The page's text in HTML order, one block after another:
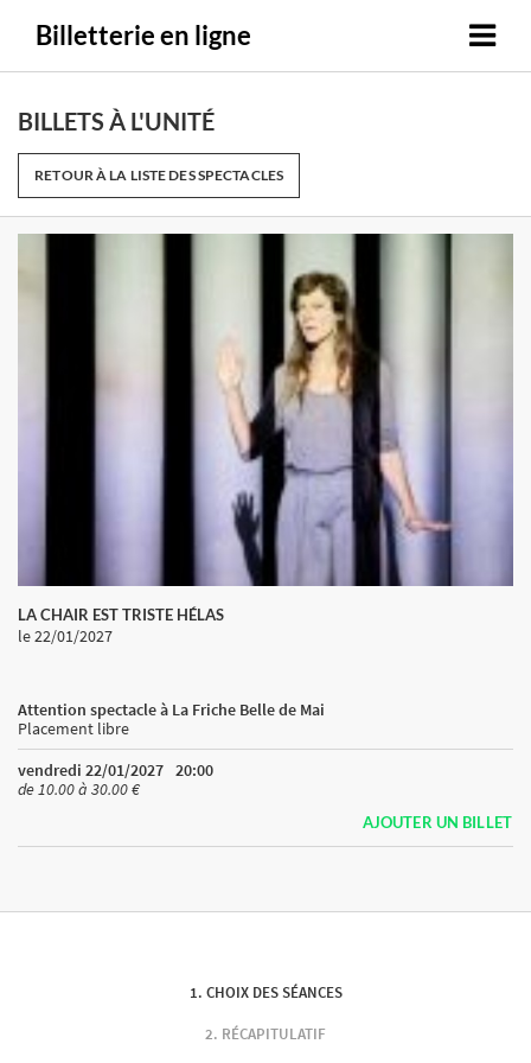
Billetterie en ligne
BILLETS À L'UNITÉ
RETOUR À LA LISTE DES SPECTACLES
LA CHAIR EST TRISTE HÉLAS
le 22/01/2027
Attention spectacle à La Friche Belle de Mai
Placement libre
vendredi 22/01/2027 20:00
de 10.00 à 30.00 €
AJOUTER UN BILLET
CHOIX DES SÉANCES
RÉCAPITULATIF